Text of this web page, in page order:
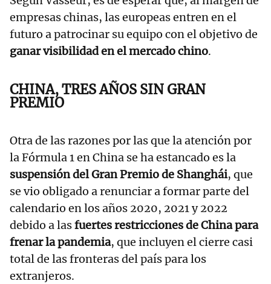
empresas chinas, las europeas entren en el
futuro a patrocinar su equipo con el objetivo de
ganar visibilidad en el mercado chino.
CHINA, TRES AÑOS SIN GRAN
PREMIO
Otra de las razones por las que la atención por
la Fórmula 1 en China se ha estancado es la
suspensión del Gran Premio de Shanghái, que
se vio obligado a renunciar a formar parte del
calendario en los años 2020, 2021 y 2022
debido a lasfuertes restricciones de China para
frenar la pandemia, que incluyen el cierre casi
total de las fronteras del país para los
extranjeros.